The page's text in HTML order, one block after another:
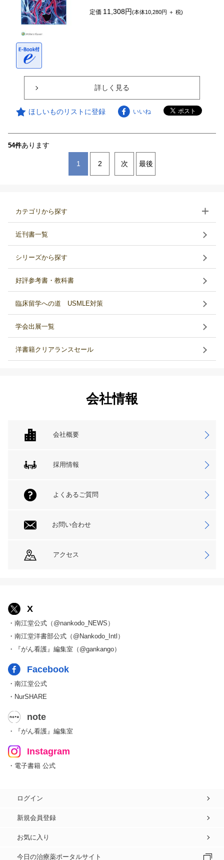
定価 11,308円(本体10,280円 ＋ 税)
詳しく見る
ほしいものリストに登録 いいね
54件あります
1 2 次 最後
カテゴリから探す
近刊書一覧
シリーズから探す
好評参考書・教科書
臨床留学への道 USMLE対策
学会出展一覧
洋書籍クリアランスセール
会社情報
会社概要
採用情報
よくあるご質問
お問い合わせ
アクセス
X
・南江堂公式（@nankodo_NEWS）
・南江堂洋書部公式（@Nankodo_Intl）
・『がん看護』編集室（@gankango）
Facebook
・南江堂公式
・NurSHARE
note
・『がん看護』編集室
Instagram
・電子書籍 公式
ログイン
新規会員登録
お気に入り
今日の治療薬ポータルサイト